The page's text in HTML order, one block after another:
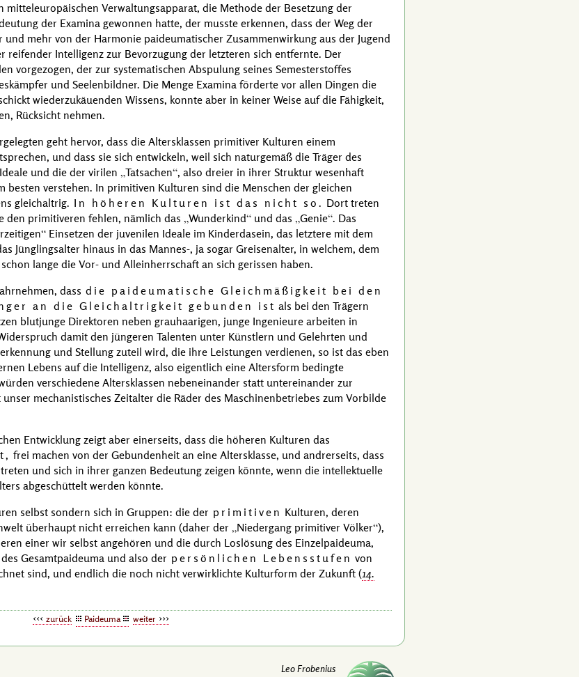
mitteleuropäischen Verwaltungsapparat, die Methode der Besetzung der
der Examina gewonnen hatte, der musste erkennen, dass der Weg der
mehr von der Harmonie paideumatischer Zusammenwirkung aus der Jugend
reifender Intelligenz zur Bevorzugung der letzteren sich entfernte. Der
vorgezogen, der zur systematischen Abspulung seines Semesterstoffes
und Seelenbildner. Die Menge Examina förderte vor allen Dingen die
wiederzukäuenden Wissens, konnte aber in keiner Weise auf die Fähigkeit,
Rücksicht nehmen.
geht hervor, dass die Altersklassen primitiver Kulturen einem
und dass sie sich entwickeln, weil sich naturgemäß die Träger des
und die der virilen Tatsachen , also dreier in ihrer Struktur wesenhaft
besten verstehen. In primitiven Kulturen sind die Menschen der gleichen
gleichaltrig. In höheren Kulturen ist das nicht so. Dort treten
den primitiveren fehlen, nämlich das Wunderkind und das Genie . Das
Einsetzen der juvenilen Ideale im Kinderdasein, das letztere mit dem
Jünglingsalter hinaus in das Mannes-, ja sogar Greisenalter, in welchem, dem
schon lange die Vor- und Alleinherrschaft an sich gerissen haben.
dass die paideumatische Gleichmäßigkeit bei den
an die Gleichaltrigkeit gebunden ist als bei den Trägern
blutjunge Direktoren neben grauhaarigen, junge Ingenieure arbeiten in
damit den jüngeren Talenten unter Künstlern und Gelehrten und
und Stellung zuteil wird, die ihre Leistungen verdienen, so ist das eben
Lebens auf die Intelligenz, also eigentlich eine Altersform bedingte
verschiedene Altersklassen nebeneinander statt untereinander zur
mechanistisches Zeitalter die Räder des Maschinenbetriebes zum Vorbilde
Entwicklung zeigt aber einerseits, dass die höheren Kulturen das
frei machen von der Gebundenheit an eine Altersklasse, und andrerseits, dass
und sich in ihrer ganzen Bedeutung zeigen könnte, wenn die intellektuelle
abgeschüttelt werden könnte.
selbst sondern sich in Gruppen: die der primitiven Kulturen, deren
überhaupt nicht erreichen kann (daher der
Niedergang primitiver Völker ),
einer wir selbst angehören und die durch Loslösung des Einzelpaideuma,
Gesamtpaideuma und also der persönlichen Lebensstufen von
sind, und endlich die noch nicht verwirklichte Kulturform der Zukunft (14.
zurück Paideuma weiter
Leo Frobenius